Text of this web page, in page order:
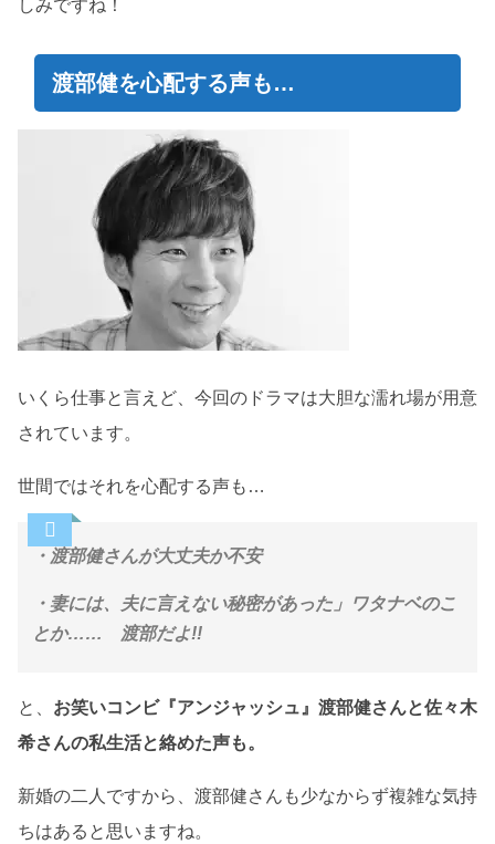
しみですね！
渡部健を心配する声も…
いくら仕事と言えど、今回のドラマは大胆な濡れ場が用意
されています。
世間ではそれを心配する声も…
・渡部健さんが大丈夫か不安
・妻には、夫に言えない秘密があった」ワタナベのこ
とか…… 渡部だよ!!
と、 お笑いコンビ『アンジャッシュ』渡部健さんと佐々木
希さんの私生活と絡めた声も。
新婚の二人ですから、渡部健さんも少なからず複雑な気持
ちはあると思いますね。